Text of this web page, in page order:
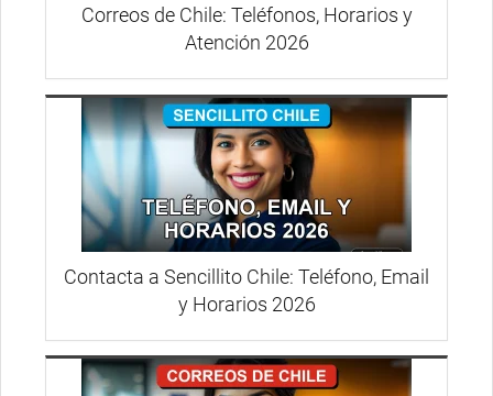
Correos de Chile: Teléfonos, Horarios y
Atención 2026
Contacta a Sencillito Chile: Teléfono, Email
y Horarios 2026